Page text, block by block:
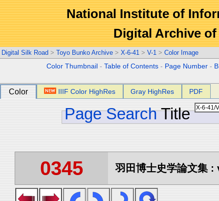
National Institute of
Digital Archive
Digital Silk Road > Toyo Bunko Archive > X-6-41 > V-1 > Color Image
Color Thumbnail -Table of Contents - Page Number -
Color IIIF Color HighRes Gray HighRes PDF
Page Search Title
0345 羽田博士史学論文集 :